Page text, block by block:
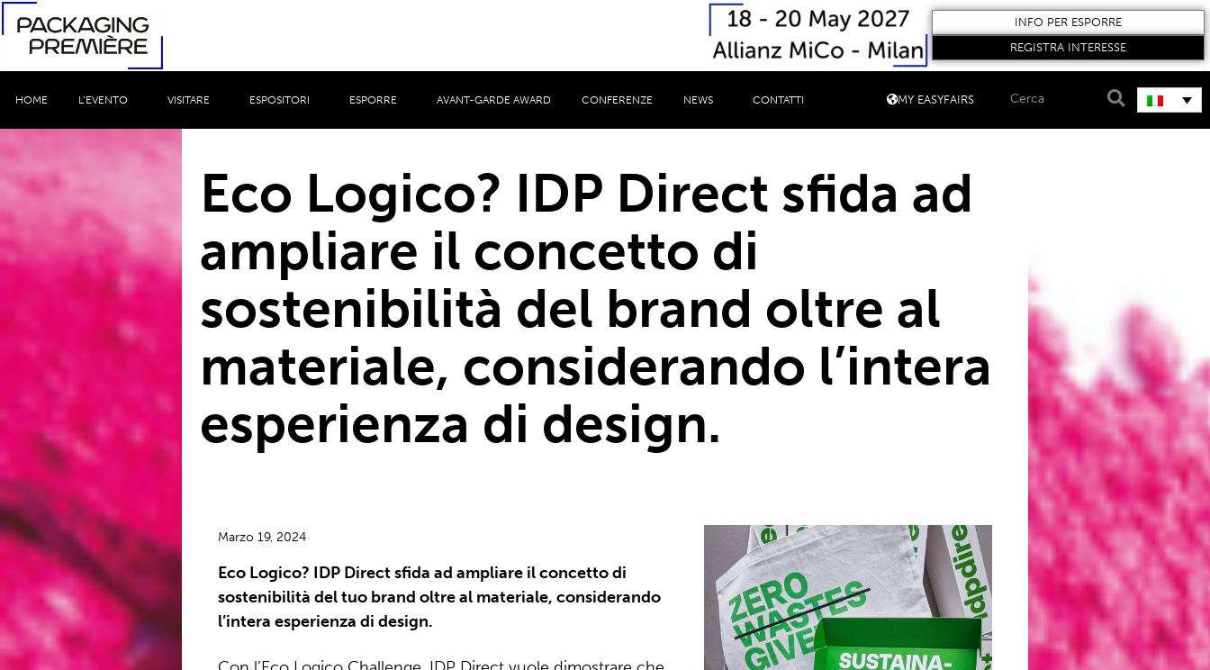
INFO PER ESPORRE
REGISTRA INTERESSE
HOME L’EVENTO VISITARE ESPOSITORI ESPORRE AVANT-GARDE AWARD CONFERENZE NEWS CONTATTI MY EASYFAIRS
Eco Logico? IDP Direct sfida ad
ampliare il concetto di
sostenibilità del brand oltre al
materiale, considerando l’intera
esperienza di design.
Marzo 19, 2024
Eco Logico? IDP Direct sfida ad ampliare il concetto di
sostenibilità del tuo brand oltre al materiale, considerando
l’intera esperienza di design.